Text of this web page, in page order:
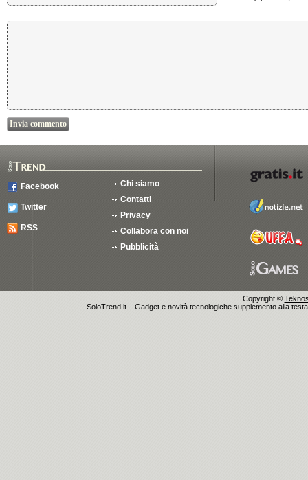
Facebook
Twitter
RSS
Chi siamo
Contatti
Privacy
Collabora con noi
Pubblicità
Copyright ©
SoloTrend.it – Gadget e novità tecnologiche supplemento alla